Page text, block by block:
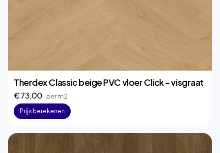
Therdex Classic beige PVC vloer Click – visgraat
€ 73,00 per m2
Prijs berekenen